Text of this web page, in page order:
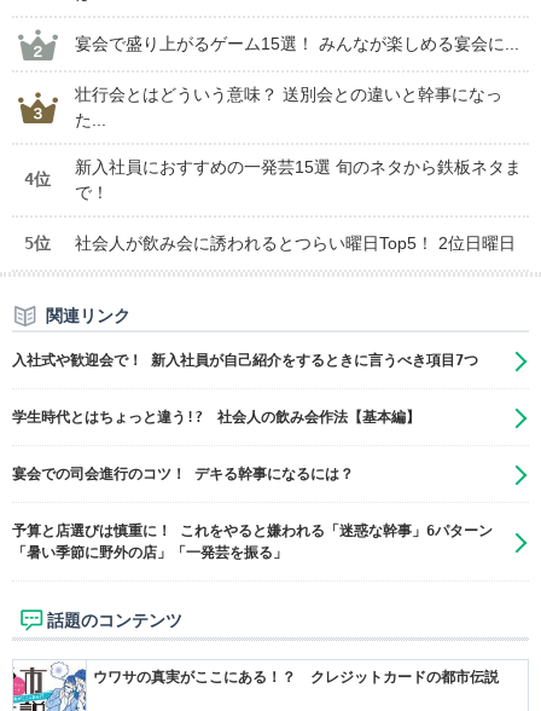
宴会で盛り上がるゲーム15選！ みんなが楽しめる宴会に...
壮行会とはどういう意味？ 送別会との違いと幹事になっ
た...
4位
新入社員におすすめの一発芸15選 旬のネタから鉄板ネタま
で！
5位 社会人が飲み会に誘われるとつらい曜日Top5！ 2位日曜日
関連リンク
入社式や歓迎会で！ 新入社員が自己紹介をするときに言うべき項目7つ
学生時代とはちょっと違う!? 社会人の飲み会作法【基本編】
宴会での司会進行のコツ！ デキる幹事になるには？
予算と店選びは慎重に！ これをやると嫌われる「迷惑な幹事」6パターン
「暑い季節に野外の店」「一発芸を振る」
話題のコンテンツ
ウワサの真実がここにある！？ クレジットカードの都市伝説